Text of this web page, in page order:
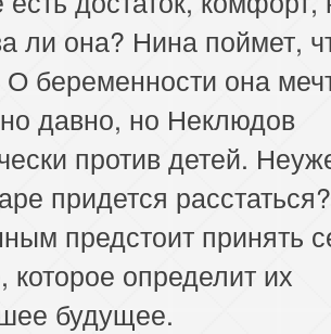
ли она? Нина поймет,
О беременности она
давно, но Неклюдов
против детей.
придется расстаться?
предстоит принять
определит их
будущее.